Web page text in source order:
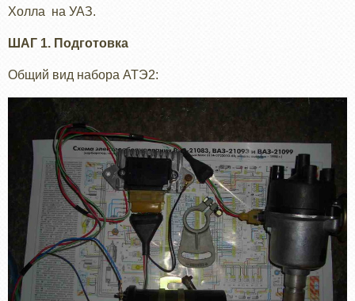
Холла на УАЗ.
ШАГ 1. Подготовка
Общий вид набора АТЭ2: